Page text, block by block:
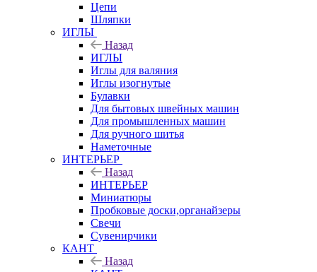
Цепи
Шляпки
ИГЛЫ
Назад
ИГЛЫ
Иглы для валяния
Иглы изогнутые
Булавки
Для бытовых швейных машин
Для промышленных машин
Для ручного шитья
Наметочные
ИНТЕРЬЕР
Назад
ИНТЕРЬЕР
Миниатюры
Пробковые доски,органайзеры
Свечи
Сувенирчики
КАНТ
Назад